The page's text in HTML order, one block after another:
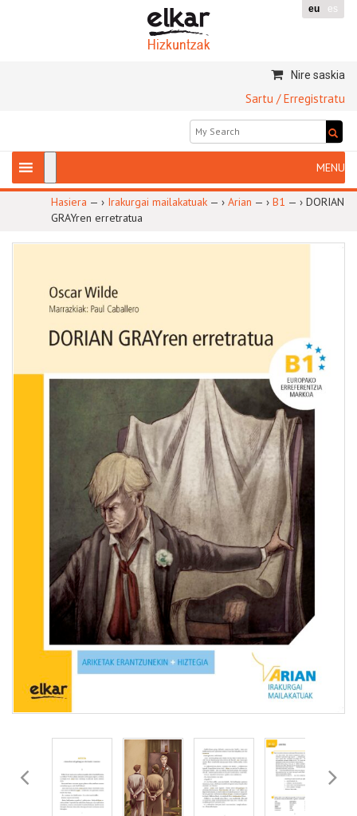
eu es
Nire saskia
Sartu / Erregistratu
Hasiera — › Irakurgai mailakatuak — › Arian — › B1 — › DORIAN
GRAYren erretratua